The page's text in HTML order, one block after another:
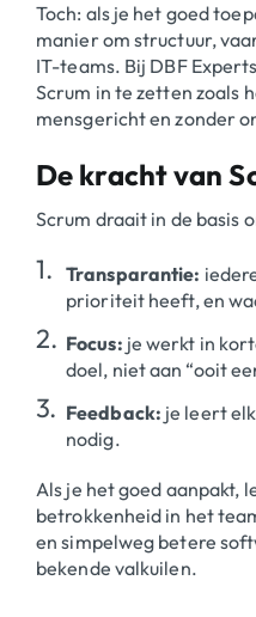
Toch: als je het goed
manier om structuur,
IT-teams. Bij DBF
Scrum in te zetten zoals
mensgericht en zonder
De kracht van
Scrum draait in de basis
Transparantie:
prioriteit heeft, en
Focus: je werkt in
doel, niet aan “ooit
Feedback: je leert
nodig.
Als je het goed aanpakt,
betrokkenheid in het
en simpelweg betere
bekende valkuilen.